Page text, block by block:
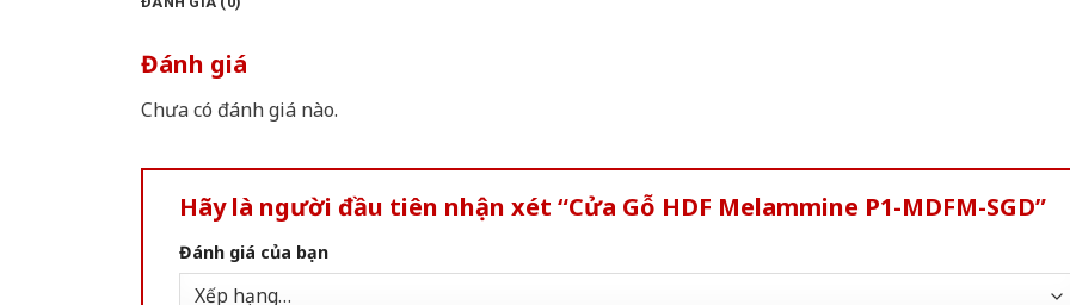
Đánh giá
Chưa có đánh giá nào.
Hãy là người đầu tiên nhận xét “Cửa Gỗ HDF Melammine P1-MDFM-SGD”
Đánh giá của bạn